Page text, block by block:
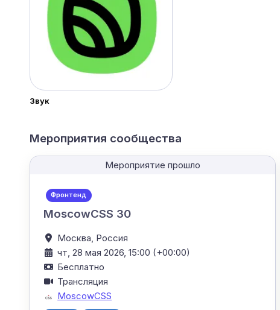
Звук
Мероприятия сообщества
Мероприятие прошло
Фронтенд
MoscowCSS 30
Москва, Россия
чт, 28 мая 2026, 15:00 (+00:00)
Бесплатно
Трансляция
MoscowCSS